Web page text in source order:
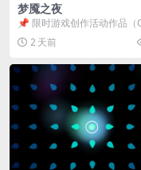
梦魇之夜
📌 限时游戏创作活动作品（
Game Jam） 📖 故事背景 怪
2 天前